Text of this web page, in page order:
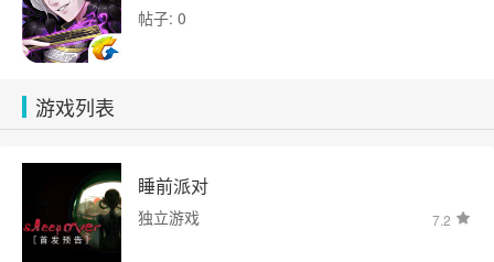
帖子: 0
游戏列表
睡前派对
独立游戏 7.2